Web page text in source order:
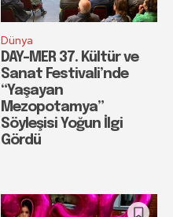
Dünya
DAY-MER 37. Kültür ve
Sanat Festivali’nde
“Yaşayan
Mezopotamya”
Söyleşisi Yoğun İlgi
Gördü